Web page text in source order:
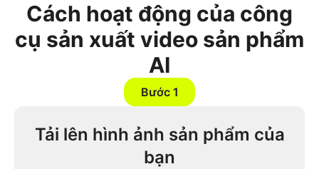
Cách hoạt động của công
cụ sản xuất video sản phẩm
AI
Bước 1
Tải lên hình ảnh sản phẩm của
bạn